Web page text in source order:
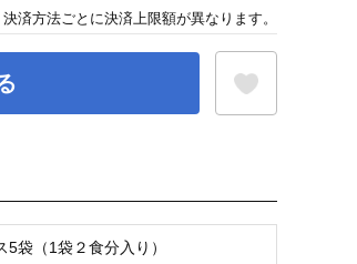
袋（1袋２食分入り）
決済方法ごとに決済上限額が異なります。